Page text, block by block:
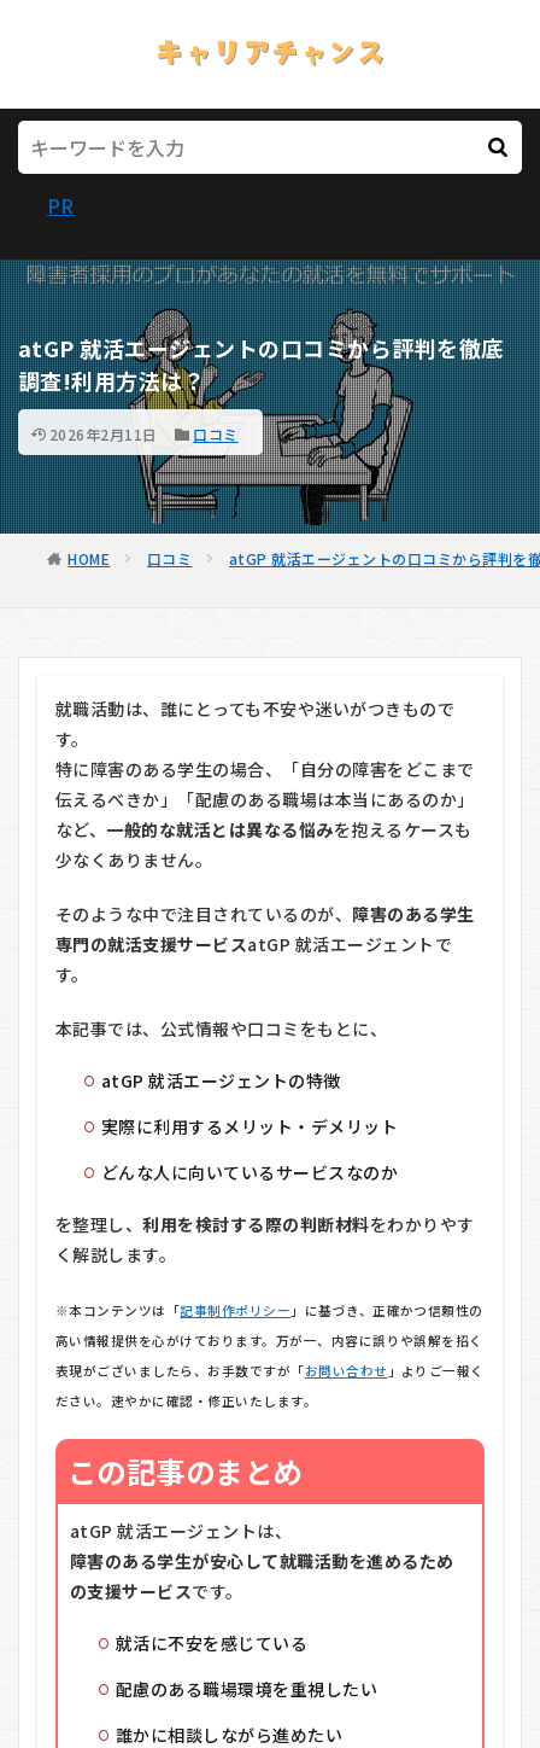
PR
atGP 就活エージェントの口コミから評判を徹底
調査!利用方法は？
2026年2月11日 口コミ
HOME 口コミ atGP 就活エージェントの口コミから評判を
就職活動は、誰にとっても不安や迷いがつきもので
す。
特に障害のある学生の場合、「自分の障害をどこまで
伝えるべきか」「配慮のある職場は本当にあるのか」
など、 一般的な就活とは異なる悩みを抱えるケースも
少なくありません。
そのような中で注目されているのが、 障害のある学生
専門の就活支援サービスatGP 就活エージェント で
す。
本記事では、公式情報や口コミをもとに、
atGP 就活エージェントの特徴
実際に利用するメリット・デメリット
どんな人に向いているサービスなのか
を整理し、利用を検討する際の判断材料をわかりやす
く解説します。
※本コンテンツは「記事制作ポリシー 」に基づき、正確かつ信頼性の
高い情報提供を心がけております。万が一、内容に誤りや誤解を招く
表現がございましたら、お手数ですが「お問い合わせ 」よりご一報く
ださい。速やかに確認・修正いたします。
この記事のまとめ
atGP 就活エージェントは、
障害のある学生が安心して就職活動を進めるため
の支援サービスです。
就活に不安を感じている
配慮のある職場環境を重視したい
誰かに相談しながら進めたい